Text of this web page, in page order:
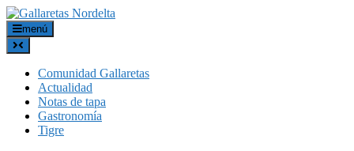
menú
Comunidad Gallaretas
Actualidad
Notas de tapa
Gastronomía
Tigre